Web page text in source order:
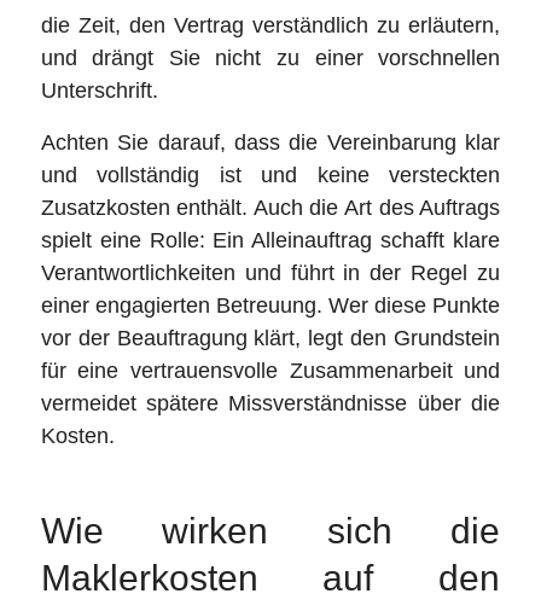
die Zeit, den Vertrag verständlich zu erläutern,
und drängt Sie nicht zu einer vorschnellen
Unterschrift.
Achten Sie darauf, dass die Vereinbarung klar
und vollständig ist und keine versteckten
Zusatzkosten enthält. Auch die Art des Auftrags
spielt eine Rolle: Ein Alleinauftrag schafft klare
Verantwortlichkeiten und führt in der Regel zu
einer engagierten Betreuung. Wer diese Punkte
vor der Beauftragung klärt, legt den Grundstein
für eine vertrauensvolle Zusammenarbeit und
vermeidet spätere Missverständnisse über die
Kosten.
Wie wirken sich die
Maklerkosten auf den